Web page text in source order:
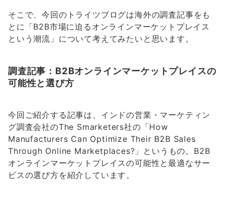
そこで、今回のトライツブログは海外の調査記事をも
とに「B2B市場に迫るオンラインマーケットプレイス
という潮流」について考えてみたいと思います。
調査記事：B2Bオンラインマーケットプレイスの
可能性と選び方
今回ご紹介する記事は、インドの営業・マーケティン
グ調査会社のThe Smarketers社の「How
Manufacturers Can Optimize Their B2B Sales
Through Online Marketplaces?」というもの。B2B
オンラインマーケットプレイスの可能性と最適なサー
ビスの選び方を紹介しています。